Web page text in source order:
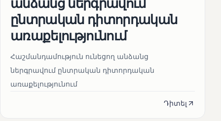
ընտրական դիտորդական
առաքելությունում
Հաշմանդամություն ունեցող անձանց
ներգրավում ընտրական դիտորդական
առաքելությունում
Դիտել